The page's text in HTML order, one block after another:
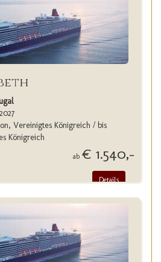
Vereinigtes Königreich / bis
Königreich
ab € 1.540,-
Details